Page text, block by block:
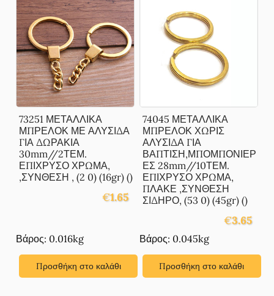
73251 ΜΕΤΑΛΛΙΚΑ
ΜΠΡΕΛΟΚ ΜΕ ΑΛΥΣΙΔΑ
ΓΙΑ ΔΩΡΑΚΙΑ
30mm//2ΤΕΜ.
ΕΠΙΧΡΥΣΟ ΧΡΩΜΑ,
,ΣΥΝΘΕΣΗ , (2 0) (16gr) ()
€1.65
Βάρος: 0.016kg
Προσθήκη στο καλάθι
74045 ΜΕΤΑΛΛΙΚΑ
ΜΠΡΕΛΟΚ ΧΩΡΙΣ
ΑΛΥΣΙΔΑ ΓΙΑ
ΒΑΠΤΙΣΗ,ΜΠΟΜΠΟΝΙΕΡ
ΕΣ 28mm//10ΤΕΜ.
ΕΠΙΧΡΥΣΟ ΧΡΩΜΑ,
ΠΛΑΚΕ ,ΣΥΝΘΕΣΗ
ΣΙΔΗΡΟ, (53 0) (45gr) ()
€3.65
Βάρος: 0.045kg
Προσθήκη στο καλάθι